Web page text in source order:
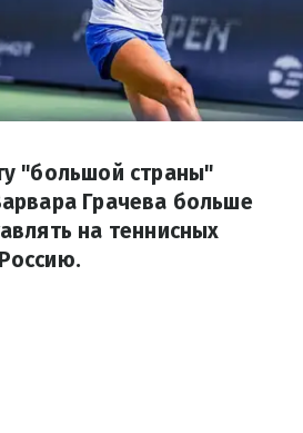
"большой страны"
Грачева больше
на теннисных